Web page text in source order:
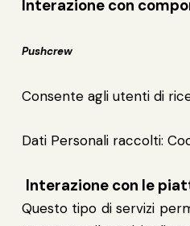
Interazione con
Pushcrew
Consente agli utenti di
Dati Personali raccolti:
Interazione con le
Questo tipo di servizi